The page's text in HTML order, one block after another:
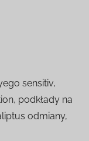
sensitiv,
podkłady na
odmiany,